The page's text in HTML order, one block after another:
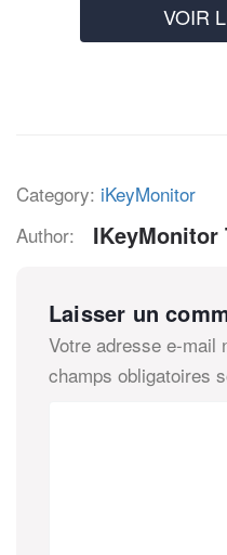
VOIR
Category: iKeyMonitor
Author:
IKeyMonitor
Laisser un
Votre adresse e-mail
champs obligatoires